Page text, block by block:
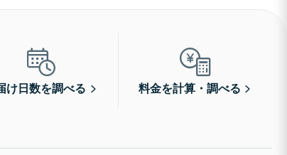
け日数を調べる 料金を計算・調べる